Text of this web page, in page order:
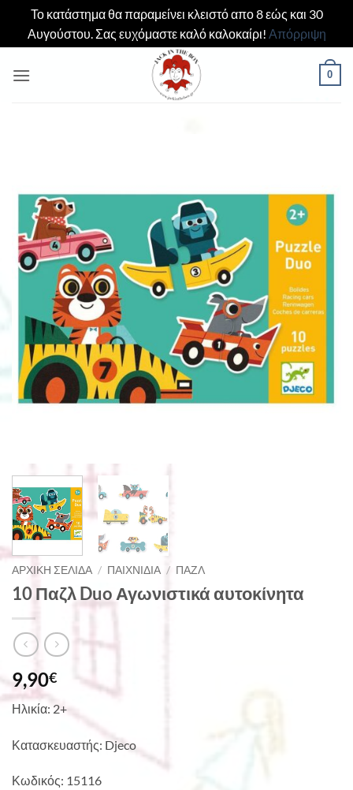
Το κατάστημα θα παραμείνει κλειστό απο 8 εώς και 30
Αυγούστου. Σας ευχόμαστε καλό καλοκαίρι! Απόρριψη
στο
0
ΑΡΧΙΚΉ ΣΕΛΊΔΑ / ΠΑΙΧΝΊΔΙΑ / ΠΑΖΛ
10 Παζλ Duo Αγωνιστικά αυτοκίνητα
9,90€
Ηλικία: 2+
Κατασκευαστής: Djeco
Κωδικός: 15116